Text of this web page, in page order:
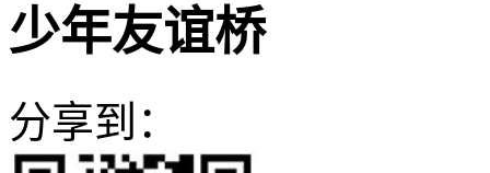
少年友谊桥
分享到：